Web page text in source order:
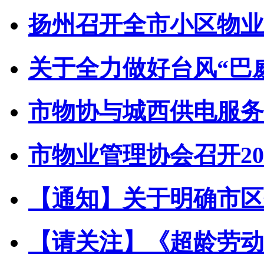
扬州召开全市小区物
关于全力做好台风“巴
市物协与城西供电服
市物业管理协会召开
【通知】关于明确市
【请关注】《超龄劳